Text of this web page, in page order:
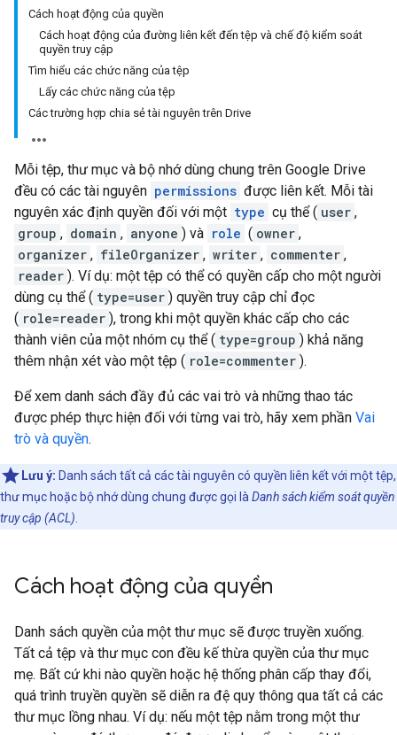
Cách hoạt động của quyền
Cách hoạt động của đường liên kết đến tệp và chế độ kiểm soát
quyền truy cập
Tìm hiểu các chức năng của tệp
Lấy các chức năng của tệp
Các trường hợp chia sẻ tài nguyên trên Drive
Mỗi tệp, thư mục và bộ nhớ dùng chung trên Google Drive
đều có các tài nguyên permissions được liên kết. Mỗi tài
nguyên xác định quyền đối với một type cụ thể ( user ,
group , domain , anyone ) và role ( owner ,
organizer , fileOrganizer , writer , commenter ,
reader ). Ví dụ: một tệp có thể có quyền cấp cho một người
dùng cụ thể ( type=user ) quyền truy cập chỉ đọc
( role=reader ), trong khi một quyền khác cấp cho các
thành viên của một nhóm cụ thể ( type=group ) khả năng
thêm nhận xét vào một tệp ( role=commenter ).
Để xem danh sách đầy đủ các vai trò và những thao tác
được phép thực hiện đối với từng vai trò, hãy xem phần Vai
trò và quyền.
Lưu ý: Danh sách tất cả các tài nguyên có quyền liên kết với một tệp,
thư mục hoặc bộ nhớ dùng chung được gọi là Danh sách kiểm soát quyền
truy cập (ACL)
Cách hoạt động của quyền
Danh sách quyền của một thư mục sẽ được truyền xuống.
Tất cả tệp và thư mục con đều kế thừa quyền của thư mục
mẹ. Bất cứ khi nào quyền hoặc hệ thống phân cấp thay đổi,
quá trình truyền quyền sẽ diễn ra đệ quy thông qua tất cả các
thư mục lồng nhau. Ví dụ: nếu một tệp nằm trong một thư